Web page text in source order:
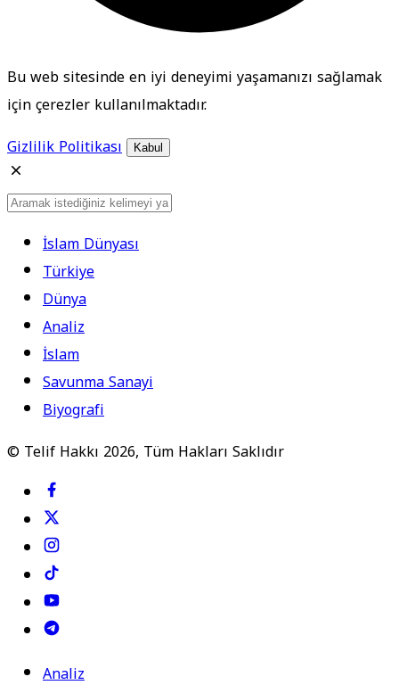
Bu web sitesinde en iyi deneyimi yaşamanızı sağlamak
için çerezler kullanılmaktadır.
Gizlilik Politikası
Kabul
İslam Dünyası
Türkiye
Dünya
Analiz
İslam
Savunma Sanayi
Biyografi
© Telif Hakkı 2026, Tüm Hakları Saklıdır
Analiz